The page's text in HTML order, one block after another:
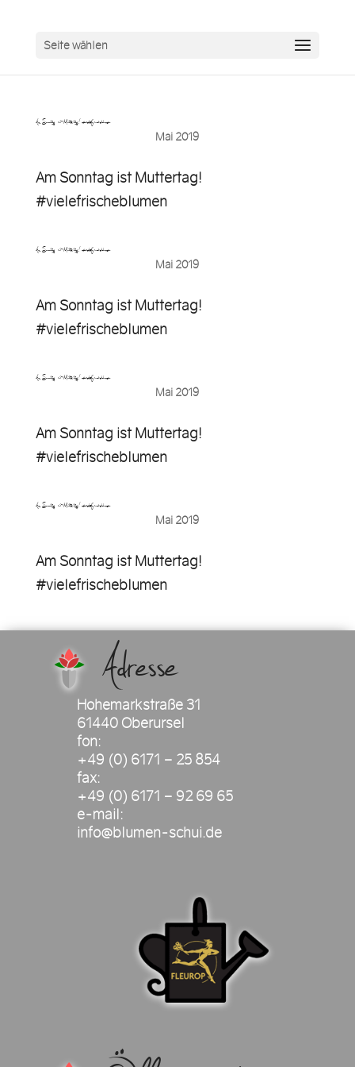
Seite wählen
Am Sonntag ist Muttertag! #vielefrischeblumen…
Mai 2019
Am Sonntag ist Muttertag!
#vielefrischeblumen
Am Sonntag ist Muttertag! #vielefrischeblumen
Mai 2019
Am Sonntag ist Muttertag!
#vielefrischeblumen
Am Sonntag ist Muttertag! #vielefrischeblumen…
Mai 2019
Am Sonntag ist Muttertag!
#vielefrischeblumen
Am Sonntag ist Muttertag! #vielefrischeblumen
Mai 2019
Am Sonntag ist Muttertag!
#vielefrischeblumen
Adresse
Hohemarkstraße 31
61440 Oberursel
fon:
+49 (0) 6171 – 25 854
fax:
+49 (0) 6171 – 92 69 65
e-mail:
info@blumen-schui.de